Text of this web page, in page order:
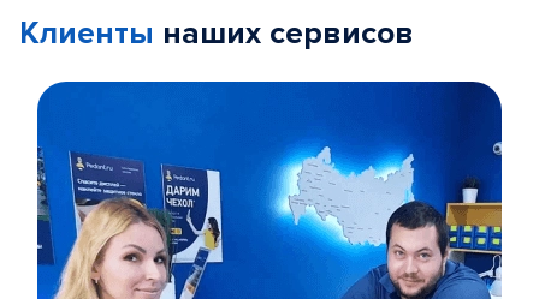
Клиенты наших сервисов